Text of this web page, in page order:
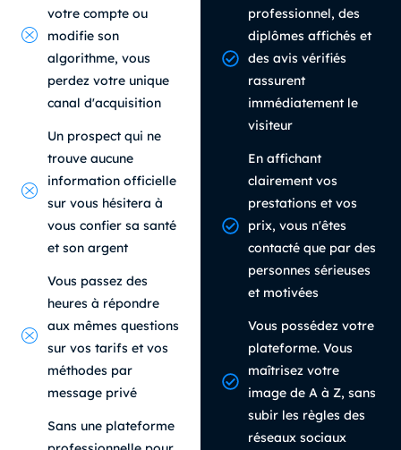
votre compte ou
modifie son
algorithme, vous
perdez votre unique
canal d'acquisition
Un prospect qui ne
trouve aucune
information officielle
sur vous hésitera à
vous confier sa santé
et son argent
Vous passez des
heures à répondre
aux mêmes questions
sur vos tarifs et vos
méthodes par
message privé
Sans une plateforme
professionnel, des
diplômes affichés et
des avis vérifiés
rassurent
immédiatement le
visiteur
En affichant
clairement vos
prestations et vos
prix, vous n'êtes
contacté que par des
personnes sérieuses
et motivées
Vous possédez votre
plateforme. Vous
maîtrisez votre
image de A à Z, sans
subir les règles des
réseaux sociaux